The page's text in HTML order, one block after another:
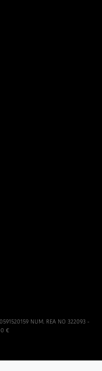
NUM. REA NO 322093 -
€